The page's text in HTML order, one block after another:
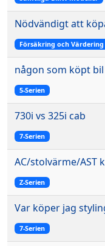
Nödvändigt att
Försäkring och Värdering
någon som köpt
5-Serien
730i vs 325i cab
7-Serien
AC/stolvärme/AST
Z-Serien
Var köper jag
7-Serien